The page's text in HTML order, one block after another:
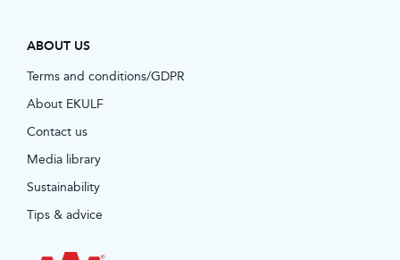
ABOUT US
Terms and conditions/GDPR
About EKULF
Contact us
Media library
Sustainability
Tips & advice